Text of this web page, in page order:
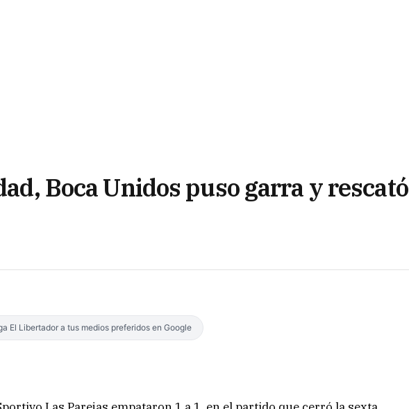
Boca Unidos puso garra y rescató
El Libertador a tus medios preferidos en Google